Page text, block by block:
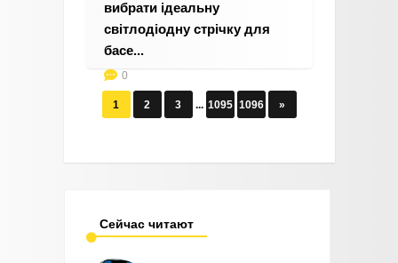
вибрати ідеальну
світлодіодну стрічку для
басе...
0
1 2 3 ... 1095 1096 »
Сейчас читают